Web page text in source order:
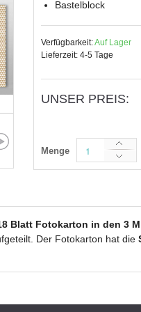
Bastelblock
Verfügbarkeit:Auf Lager
Lieferzeit: 4-5 Tage
UNSER PREIS:
Menge
Blatt Fotokarton in den 3
Der Fotokarton hat die